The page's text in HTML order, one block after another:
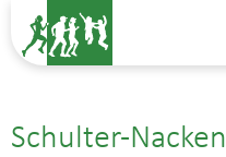
Schulter-